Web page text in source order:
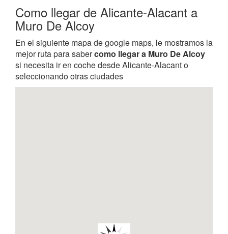
Como llegar de Alicante-Alacant a
Muro De Alcoy
En el siguiente mapa de google maps, le mostramos la
mejor ruta para sabercomo llegar a Muro De Alcoy
si necesita ir en coche desde Alicante-Alacant o
seleccionando otras ciudades